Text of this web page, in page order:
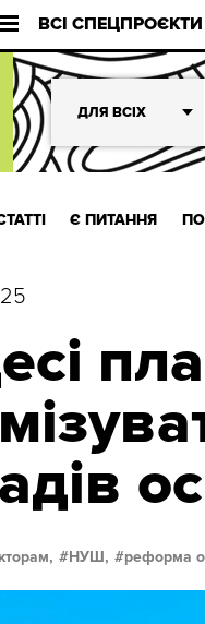
ВСІ СПЕЦПРОЄКТИ
ДЛЯ ВСІХ
Є ПИТАННЯ
НУШ, реформа